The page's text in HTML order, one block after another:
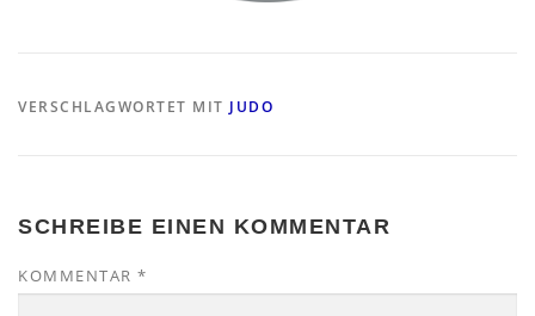
VERSCHLAGWORTET MIT JUDO
SCHREIBE EINEN KOMMENTAR
KOMMENTAR *